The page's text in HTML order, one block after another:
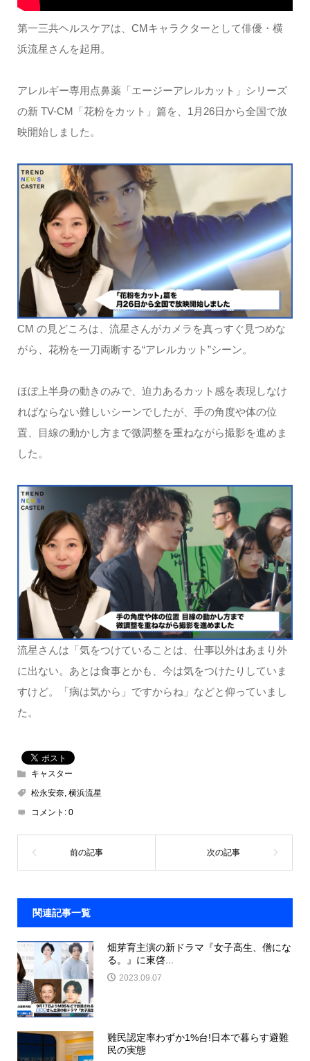
第一三共ヘルスケアは、CMキャラクターとして俳優・横
浜流星さんを起用。
アレルギー専用点鼻薬「エージーアレルカット」シリーズ
の新 TV-CM「花粉をカット」篇を、1月26日から全国で放
映開始しました。
CM の見どころは、流星さんがカメラを真っすぐ見つめな
がら、花粉を一刀両断する“アレルカット”シーン。
ほぼ上半身の動きのみで、迫力あるカット感を表現しなけ
ればならない難しいシーンでしたが、手の角度や体の位
置、目線の動かし方まで微調整を重ねながら撮影を進めま
した。
流星さんは「気をつけていることは、仕事以外はあまり外
に出ない。あとは食事とかも、今は気をつけたりしていま
すけど。「病は気から」ですからね」などと仰っていまし
た。
キャスター
松永安奈, 横浜流星
コメント: 0
関連記事一覧
畑芽育主演の新ドラマ『女子高生、僧にな
る。』に東啓...
2023.09.07
難民認定率わずか1%台!日本で暮らす避難
民の実態